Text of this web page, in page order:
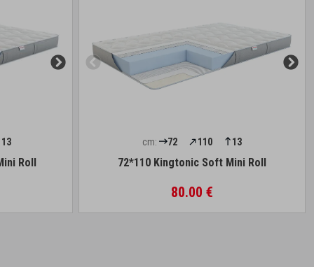
13
Roll
cm: 72 110 13
72*110 Kingtonic Soft Mini Roll
80.00 €